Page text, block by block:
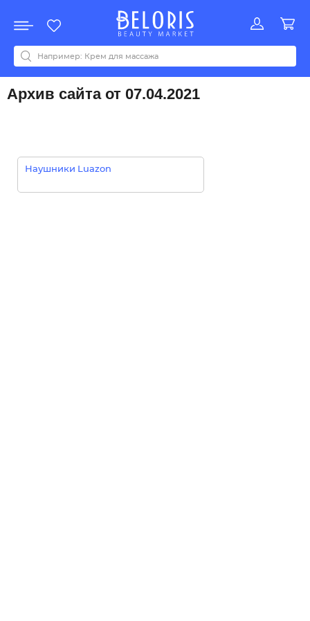
Акции
Все бренды
0-9ABCDEFGHIJKLMNOPQRSTUVWYZАБВДЗИМОКЛНПРСТУФ
Архив сайта от 07.04.2021
Наушники Luazon